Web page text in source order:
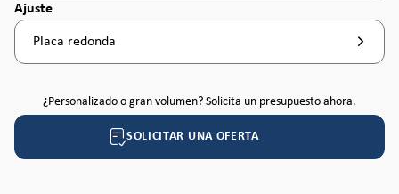
Seleccione
Ajuste
Placa redonda
¿Personalizado o gran volumen? Solicita un presupuesto ahora.
SOLICITAR UNA OFERTA